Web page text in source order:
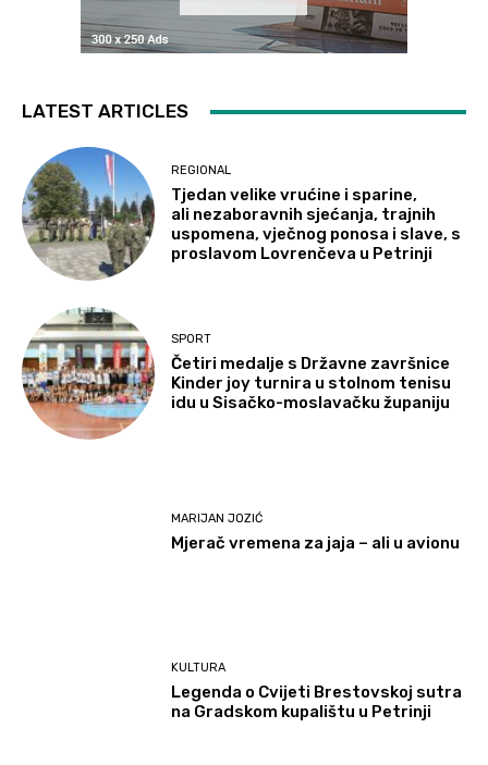
LATEST ARTICLES
REGIONAL
Tjedan velike vrućine i sparine,
ali nezaboravnih sjećanja, trajnih
uspomena, vječnog ponosa i slave, s
proslavom Lovrenčeva u Petrinji
SPORT
Četiri medalje s Državne završnice
Kinder joy turnira u stolnom tenisu
idu u Sisačko-moslavačku županiju
MARIJAN JOZIĆ
Mjerač vremena za jaja – ali u avionu
KULTURA
Legenda o Cvijeti Brestovskoj sutra
na Gradskom kupalištu u Petrinji